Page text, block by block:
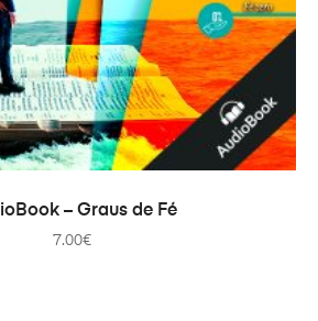
COMPRAR
– Graus de Fé
7.00€